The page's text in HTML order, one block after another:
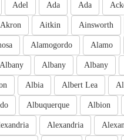
Ada
Ada
Adel
Ainsworth
Aitkin
Akron
Alamo
Alamogordo
Albany
Albany
Albany
Albert Lea
Albia
Albion
Albuquerque
Alexandria